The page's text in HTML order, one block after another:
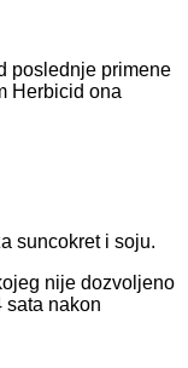
poslednje primene
Herbicid ona
suncokret i soju.
nije dozvoljeno
sata nakon